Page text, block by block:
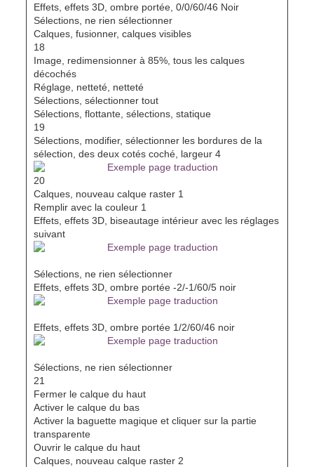
Effets, effets 3D, ombre portée, 0/0/60/46 Noir
Sélections, ne rien sélectionner
Calques, fusionner, calques visibles
18
Image, redimensionner à 85%, tous les calques
décochés
Réglage, netteté, netteté
Sélections, sélectionner tout
Sélections, flottante, sélections, statique
19
Sélections, modifier, sélectionner les bordures de la
sélection, des deux cotés coché, largeur 4
20
Calques, nouveau calque raster 1
Remplir avec la couleur 1
Effets, effets 3D, biseautage intérieur avec les réglages
suivant
Sélections, ne rien sélectionner
Effets, effets 3D, ombre portée -2/-1/60/5 noir
Effets, effets 3D, ombre portée 1/2/60/46 noir
Sélections, ne rien sélectionner
21
Fermer le calque du haut
Activer le calque du bas
Activer la baguette magique et cliquer sur la partie
transparente
Ouvrir le calque du haut
Calques, nouveau calque raster 2